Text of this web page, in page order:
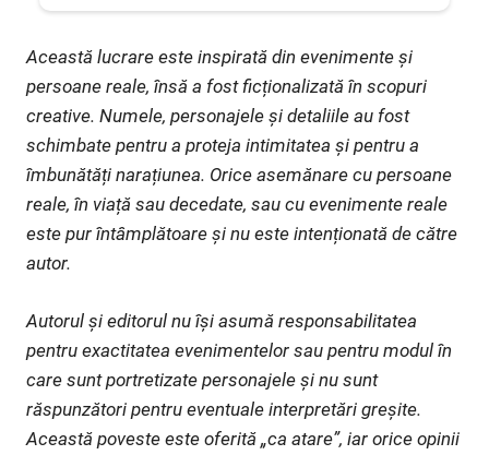
Această lucrare este inspirată din evenimente și
persoane reale, însă a fost ficționalizată în scopuri
creative. Numele, personajele și detaliile au fost
schimbate pentru a proteja intimitatea și pentru a
îmbunătăți narațiunea. Orice asemănare cu persoane
reale, în viață sau decedate, sau cu evenimente reale
este pur întâmplătoare și nu este intenționată de către
autor.
Autorul și editorul nu își asumă responsabilitatea
pentru exactitatea evenimentelor sau pentru modul în
care sunt portretizate personajele și nu sunt
răspunzători pentru eventuale interpretări greșite.
Această poveste este oferită „ca atare”, iar orice opinii